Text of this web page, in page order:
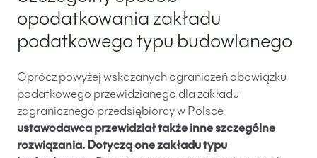
opodatkowania zakładu
podatkowego typu budowlanego
Oprócz powyżej wskazanych ograniczeń obowiązku
podatkowego przewidzianego dla zakładu
zagranicznego przedsiębiorcy w Polsce
ustawodawca przewidział także inne szczególne
rozwiązania. Dotyczą one zakładu typu